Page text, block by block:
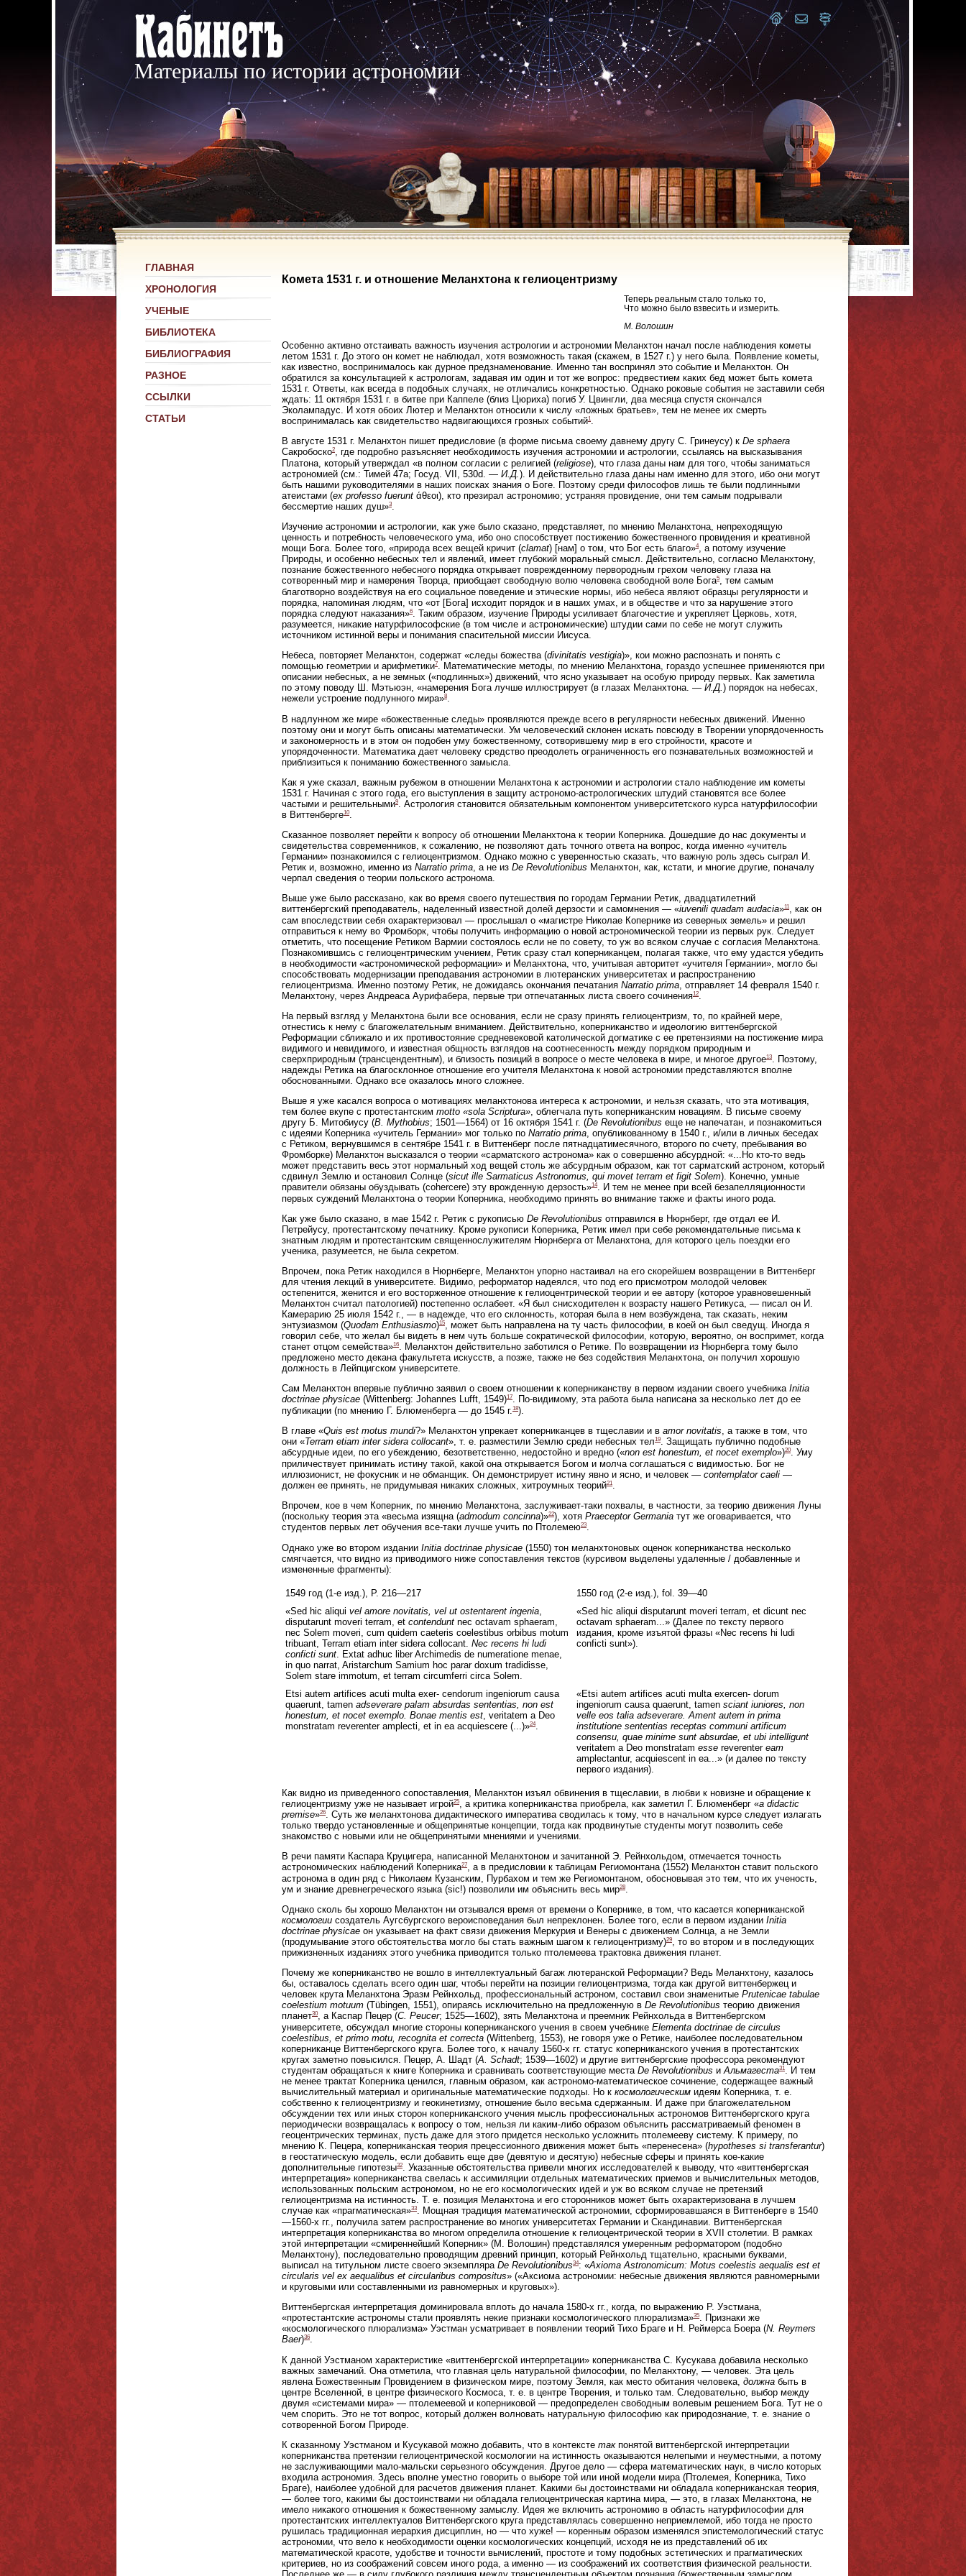
Материалы по истории астрономии
ГЛАВНАЯ
ХРОНОЛОГИЯ
УЧЕНЫЕ
БИБЛИОТЕКА
БИБЛИОГРАФИЯ
РАЗНОЕ
ССЫЛКИ
СТАТЬИ
Комета 1531 г. и отношение Меланхтона к гелиоцентризму
Теперь реальным стало только то,
Что можно было взвесить и измерить.
М. Волошин
Особенно активно отстаивать важность изучения астрологии и астрономии Меланхтон начал после наблюдения кометы
летом 1531 г. До этого он комет не наблюдал, хотя возможность такая (скажем, в 1527 г.) у него была. Появление кометы,
как известно, воспринималось как дурное предзнаменование. Именно тан воспринял это событие и Меланхтон. Он
обратился за консультацией к астрологам, задавая им один и тот же вопрос: предвестием каких бед может быть комета
1531 г. Ответы, как всегда в подобных случаях, не отличались конкретностью. Однако роковые события не заставили себя
ждать: 11 октября 1531 г. в битве при Каппеле (близ Цюриха) погиб У. Цвингли, два месяца спустя скончался
Эколампадус. И хотя обоих Лютер и Меланхтон относили к числу «ложных братьев», тем не менее их смерть
воспринималась как свидетельство надвигающихся грозных событий1.
В августе 1531 г. Меланхтон пишет предисловие (в форме письма своему давнему другу С. Гринеусу) к De sphaera
Сакробоско2, где подробно разъясняет необходимость изучения астрономии и астрологии, ссылаясь на высказывания
Платона, который утверждал «в полном согласии с религией (religiose), что глаза даны нам для того, чтобы заниматься
астрономией (см.: Тимей 47a; Госуд. VII, 530d. — И.Д. ). И действительно глаза даны нам именно для этого, ибо они могут
быть нашими руководителями в наших поисках знания о Боге. Поэтому среди философов лишь те были подлинными
атеистами (ex professo fuerunt άθεοι), кто презирал астрономию; устраняя провидение, они тем самым подрывали
бессмертие наших душ»3.
Изучение астрономии и астрологии, как уже было сказано, представляет, по мнению Меланхтона, непреходящую
ценность и потребность человеческого ума, ибо оно способствует постижению божественного провидения и креативной
мощи Бога. Более того, «природа всех вещей кричит (clamat) [нам] о том, что Бог есть благо»4, а потому изучение
Природы, и особенно небесных тел и явлений, имеет глубокий моральный смысл. Действительно, согласно Меланхтону,
познание божественного небесного порядка открывает поврежденному первородным грехом человеку глаза на
сотворенный мир и намерения Творца, приобщает свободную волю человека свободной воле Бога5, тем самым
благотворно воздействуя на его социальное поведение и этические нормы, ибо небеса являют образцы регулярности и
порядка, напоминая людям, что «от [Бога] исходит порядок и в наших умах, и в обществе и что за нарушение этого
порядка следуют наказания»6. Таким образом, изучение Природы усиливает благочестие и укрепляет Церковь, хотя,
разумеется, никакие натурфилософские (в том числе и астрономические) штудии сами по себе не могут служить
источником истинной веры и понимания спасительной миссии Иисуса.
Небеса, повторяет Меланхтон, содержат «следы божества (divinitatis vestigia)», кои можно распознать и понять с
помощью геометрии и арифметики7. Математические методы, по мнению Меланхтона, гораздо успешнее применяются при
описании небесных, а не земных («подлинных») движений, что ясно указывает на особую природу первых. Как заметила
по этому поводу Ш. Мэтьюэн, «намерения Бога лучше иллюстрирует (в глазах Меланхтона. — И.Д.) порядок на небесах,
нежели устроение подлунного мира»8.
В надлунном же мире «божественные следы» проявляются прежде всего в регулярности небесных движений. Именно
поэтому они и могут быть описаны математически. Ум человеческий склонен искать повсюду в Творении упорядоченность
и закономерность и в этом он подобен уму божественному, сотворившему мир в его стройности, красоте и
упорядоченности. Математика дает человеку средство преодолеть ограниченность его познавательных возможностей и
приблизиться к пониманию божественного замысла.
Как я уже сказал, важным рубежом в отношении Меланхтона к астрономии и астрологии стало наблюдение им кометы
1531 г. Начиная с этого года, его выступления в защиту астрономо-астрологических штудий становятся все более
частыми и решительными9. Астрология становится обязательным компонентом университетского курса натурфилософии
в Виттенберге10.
Сказанное позволяет перейти к вопросу об отношении Меланхтона к теории Коперника. Дошедшие до нас документы и
свидетельства современников, к сожалению, не позволяют дать точного ответа на вопрос, когда именно «учитель
Германии» познакомился с гелиоцентризмом. Однако можно с уверенностью сказать, что важную роль здесь сыграл И.
Ретик и, возможно, именно из Narratio prima, а не из De Revolutionibus Меланхтон, как, кстати, и многие другие, поначалу
черпал сведения о теории польского астронома.
Выше уже было рассказано, как во время своего путешествия по городам Германии Ретик, двадцатилетний
виттенбергский преподаватель, наделенный известной долей дерзости и самомнения — «iuvenili quadam audacia»11, как он
сам впоследствии себя охарактеризовал — прослышал о «магистре Николае Копернике из северных земель» и решил
отправиться к нему во Фромборк, чтобы получить информацию о новой астрономической теории из первых рук. Следует
отметить, что посещение Ретиком Вармии состоялось если не по совету, то уж во всяком случае с согласия Меланхтона.
Познакомившись с гелиоцентрическим учением, Ретик сразу стал коперниканцем, полагая также, что ему удастся убедить
в необходимости «астрономической реформации» и Меланхтона, что, учитывая авторитет «учителя Германии», могло бы
способствовать модернизации преподавания астрономии в лютеранских университетах и распространению
гелиоцентризма. Именно поэтому Ретик, не дожидаясь окончания печатания Narratio prima , отправляет 14 февраля 1540 г.
Меланхтону, через Андреаса Аурифабера, первые три отпечатанных листа своего сочинения12.
На первый взгляд у Меланхтона были все основания, если не сразу принять гелиоцентризм, то, по крайней мере,
отнестись к нему с благожелательным вниманием. Действительно, коперниканство и идеологию виттенбергской
Реформации сближало и их противостояние средневековой католической догматике с ее претензиями на постижение мира
видимого и невидимого, и известная общность взглядов на соотнесенность между порядком природным и
сверхприродным (трансцендентным), и близость позиций в вопросе о месте человека в мире, и многое другое13. Поэтому,
надежды Ретика на благосклонное отношение его учителя Меланхтона к новой астрономии представляются вполне
обоснованными. Однако все оказалось много сложнее.
Выше я уже касался вопроса о мотивациях меланхтонова интереса к астрономии, и нельзя сказать, что эта мотивация,
тем более вкупе с протестантским motto «sola Scriptura», облегчала путь коперниканским новациям. В письме своему
другу Б. Митобиусу (B. Mythobius; 1501—1564) от 16 октября 1541 г. (De Revolutionibus еще не напечатан, и познакомиться
с идеями Коперника «учитель Германии» мог только по Narratio prima, опубликованному в 1540 г., и/или в личных беседах
с Ретиком, вернувшимся в сентябре 1541 г. в Виттенберг после пятнадцатимесячного, второго по счету, пребывания во
Фромборке) Меланхтон высказался о теории «сарматского астронома» как о совершенно абсурдной: «...Но кто-то ведь
может представить весь этот нормальный ход вещей столь же абсурдным образом, как тот сарматский астроном, который
сдвинул Землю и остановил Солнце (sicut ille Sarmaticus Astronomus, qui movet terram et figit Solem). Конечно, умные
правители обязаны обуздывать (cohercere) эту врожденную дерзость»14. И тем не менее при всей безапелляционности
первых суждений Меланхтона о теории Коперника, необходимо принять во внимание также и факты иного рода.
Как уже было сказано, в мае 1542 г. Ретик с рукописью De Revolutionibus отправился в Нюрнберг, где отдал ее И.
Петрейусу, протестантскому печатнику. Кроме рукописи Коперника, Ретик имел при себе рекомендательные письма к
знатным людям и протестантским священнослужителям Нюрнберга от Меланхтона, для которого цель поездки его
ученика, разумеется, не была секретом.
Впрочем, пока Ретик находился в Нюрнберге, Меланхтон упорно настаивал на его скорейшем возвращении в Виттенберг
для чтения лекций в университете. Видимо, реформатор надеялся, что под его присмотром молодой человек
остепенится, женится и его восторженное отношение к гелиоцентрической теории и ее автору (которое уравновешенный
Меланхтон считал патологией) постепенно ослабеет. «Я был снисходителен к возрасту нашего Ретикуса, — писал он И.
Камерарию 25 июля 1542 г., — в надежде, что его склонность, которая была в нем возбуждена, так сказать, неким
энтузиазмом (Quodam Enthusiasmo)15, может быть направлена на ту часть философии, в коей он был сведущ. Иногда я
говорил себе, что желал бы видеть в нем чуть больше сократической философии, которую, вероятно, он воспримет, когда
станет отцом семейства»16. Меланхтон действительно заботился о Ретике. По возвращении из Нюрнберга тому было
предложено место декана факультета искусств, а позже, также не без содействия Меланхтона, он получил хорошую
должность в Лейпцигском университете.
Сам Меланхтон впервые публично заявил о своем отношении к коперниканству в первом издании своего учебника Initia
doctrinae physicae (Wittenberg: Johannes Lufft, 1549)17. По-видимому, эта работа была написана за несколько лет до ее
публикации (по мнению Г. Блюменберга — до 1545 г.18).
В главе «Quis est motus mundi?» Меланхтон упрекает коперниканцев в тщеславии и в amor novitatis, а также в том, что
они «Terram etiam inter sidera collocant», т. е. разместили Землю среди небесных тел19. Защищать публично подобные
абсурдные идеи, по его убеждению, безответственно, недостойно и вредно («non est honestum, et nocet exemplo»)20. Уму
приличествует принимать истину такой, какой она открывается Богом и молча соглашаться с видимостью. Бог не
иллюзионист, не фокусник и не обманщик. Он демонстрирует истину явно и ясно, и человек — contemplator caeli —
должен ее принять, не придумывая никаких сложных, хитроумных теорий21
Впрочем, кое в чем Коперник, по мнению Меланхтона, заслуживает-таки похвалы, в частности, за теорию движения Луны
(поскольку теория эта «весьма изящна (admodum concinna)»22), хотя Praeceptor Germania тут же оговаривается, что
студентов первых лет обучения все-таки лучше учить по Птолемею23.
Однако уже во втором издании Initia doctrinae physicae (1550) тон меланхтоновых оценок коперниканства несколько
смягчается, что видно из приводимого ниже сопоставления текстов (курсивом выделены удаленные / добавленные и
измененные фрагменты):
1549 год (1-е изд.), Р. 216—217
1550 год (2-е изд.), fol. 39—40
«Sed hic aliqui vel amore novitatis, vel ut ostentarent ingenia
disputarunt moveri terram, et contendunt nec octavam sphaeram,
nec Solem moveri, cum quidem caeteris coelestibus orbibus motum
tribuant, Terram etiam inter sidera collocant. Nec recens hi ludi
conficti sunt . Extat adhuc liber Archimedis de numeratione menae,
in quo narrat, Aristarchum Samium hoc parar doxum tradidisse,
Solem stare immotum, et terram circumferri circa Solem.
«Sed hic aliqui disputarunt moveri terram, et dicunt nec
octavam sphaeram...» (Далее по тексту первого
издания, кроме изъятой фразы «Nec recens hi ludi
conficti sunt»).
Etsi autem artifices acuti multa exer- cendorum ingeniorum causa
quaerunt, tamen adseverare palam absurdas sententias, non est
honestum, et nocet exemplo. Bonae mentis est , veritatem a Deo
monstratam reverenter amplecti, et in ea acquiescere (...)»24.
«Etsi autem artifices acuti multa exercen- dorum
ingeniorum causa quaerunt, tamen sciant iuniores, non
velle eos talia adseverare. Ament autem in prima
institutione sententias receptas communi artificum
consensu, quae minime sunt absurdae, et ubi intelligunt
veritatem a Deo monstratam esse reverenter eam
amplectantur, acquiescent in ea...» (и далее по тексту
первого издания).
Как видно из приведенного сопоставления, Меланхтон изъял обвинения в тщеславии, в любви к новизне и обращение к
гелиоцентризму уже не называет игрой25 , а критика коперниканства приобрела, как заметил Г. Блюменберг «a didactic
premise»26. Суть же меланхтонова дидактического императива сводилась к тому, что в начальном курсе следует излагать
только твердо установленные и общепринятые концепции, тогда как продвинутые студенты могут позволить себе
знакомство с новыми или не общепринятыми мнениями и учениями.
В речи памяти Каспара Круцигера, написанной Меланхтоном и зачитанной Э. Рейнхольдом, отмечается точность
астрономических наблюдений Коперника27, а в предисловии к таблицам Региомонтана (1552) Меланхтон ставит польского
астронома в один ряд с Николаем Кузанским, Пурбахом и тем же Региомонтаном, обосновывая это тем, что их ученость,
ум и знание древнегреческого языка (sic!) позволили им объяснить весь мир28
Однако сколь бы хорошо Меланхтон ни отзывался время от времени о Копернике, в том, что касается коперниканской
космологии создатель Аугсбургского вероисповедания был непреклонен. Более того, если в первом издании Initia
doctrinae physicae он указывает на факт связи движения Меркурия и Венеры с движением Солнца, а не Земли
(продумывание этого обстоятельства могло бы стать важным шагом к гелиоцентризму)29, то во втором и в последующих
прижизненных изданиях этого учебника приводится только птолемеева трактовка движения планет.
Почему же коперниканство не вошло в интеллектуальный багаж лютеранской Реформации? Ведь Меланхтону, казалось
бы, оставалось сделать всего один шаг, чтобы перейти на позиции гелиоцентризма, тогда как другой виттенбержец и
человек крута Меланхтона Эразм Рейнхольд, профессиональный астроном, составил свои знаменитые Prutenicae tabulae
coelestium motuum (Tübingen, 1551), опираясь исключительно на предложенную в De Revolutionibus теорию движения
планет30, а Каспар Пецер (C. Peucer; 1525—1602), зять Меланхтона и преемник Рейнхольда в Виттенбергском
университете, обсуждал многие стороны коперниканского учения в своем учебнике Elementa doctrinae de circulus
coelestibus, et primo motu, recognita et correcta (Wittenberg, 1553), не говоря уже о Ретике, наиболее последовательном
коперниканце Виттенбергского круга. Более того, к началу 1560-х гг. статус коперниканского учения в протестантских
кругах заметно повысился. Пецер, А. Шадт (A. Schadt; 1539—1602) и другие виттенбергские профессора рекомендуют
студентам обращаться к книге Коперника и сравнивать соответствующие места De Revolutionibus и Альмагеста31
. И тем
не менее трактат Коперника ценился, главным образом, как астрономо-математическое сочинение, содержащее важный
вычислительный материал и оригинальные математические подходы. Но к космологическим идеям Коперника, т. е.
собственно к гелиоцентризму и геокинетизму, отношение было весьма сдержанным. И даже при благожелательном
обсуждении тех или иных сторон коперниканского учения мысль профессиональных астрономов Виттенбергского круга
периодически возвращалась к вопросу о том, нельзя ли каким-либо образом объяснить рассматриваемый феномен в
геоцентрических терминах, пусть даже для этого придется несколько усложнить птолемееву систему. К примеру, по
мнению К. Пецера, коперниканская теория прецессионного движения может быть «перенесена» (hypotheses si transferantur)
в геостатическую модель, если добавить еще две (девятую и десятую) небесные сферы и принять кое-какие
дополнительные гипотезы32. Указанные обстоятельства привели многих исследователей к выводу, что «виттенбергская
интерпретация» коперниканства свелась к ассимиляции отдельных математических приемов и вычислительных методов,
использованных польским астрономом, но не его космологических идей и уж во всяком случае не претензий
гелиоцентризма на истинность. Т. е. позиция Меланхтона и его сторонников может быть охарактеризована в лучшем
случае как «прагматическая»33. Мощная традиция математической астрономии, сформировавшаяся в Виттенберге в 1540
—1560-х гг., получила затем распространение во многих университетах Германии и Скандинавии. Виттенбергская
интерпретация коперниканства во многом определила отношение к гелиоцентрической теории в XVII столетии. В рамках
этой интерпретации «смиреннейший Коперник» (М. Волошин) представлялся умеренным реформатором (подобно
Меланхтону), последовательно проводящим древний принцип, который Рейнхольд тщательно, красными буквами,
выписал на титульном листе своего экземпляра De Revolutionibus34: «Axioma Astronomicum: Motus coelestis aequalis est et
circularis vel ex aequalibus et circularibus compositus» («Аксиома астрономии: небесные движения являются равномерными
и круговыми или составленными из равномерных и круговых»).
Виттенбергская интерпретация доминировала вплоть до начала 1580-х гг., когда, по выражению Р. Уэстмана,
«протестантские астрономы стали проявлять некие признаки космологического плюрализма»35. Признаки же
«космологического плюрализма» Уэстман усматривает в появлении теорий Тихо Браге и Н. Реймерса Боера (N. Reymers
Baer)36.
К данной Уэстманом характеристике «виттенбергской интерпретации» коперниканства С. Кусукава добавила несколько
важных замечаний. Она отметила, что главная цель натуральной философии, по Меланхтону, — человек. Эта цель
явлена Божественным Провидением в физическом мире, поэтому Земля, как место обитания человека, должна быть в
центре Вселенной, в центре физического Космоса, т. е. в центре Творения, и только там. Следовательно, выбор между
двумя «системами мира» — птолемеевой и коперниковой — предопределен свободным волевым решением Бога. Тут не о
чем спорить. Это не тот вопрос, который должен волновать натуральную философию как природознание, т. е. знание о
сотворенной Богом Природе.
К сказанному Уэстманом и Кусукавой можно добавить, что в контексте такпонятой виттенбергской интерпретации
коперниканства претензии гелиоцентрической космологии на истинность оказываются нелепыми и неуместными, а потому
не заслуживающими мало-мальски серьезного обсуждения. Другое дело — сфера математических наук, в число которых
входила астрономия. Здесь вполне уместно говорить о выборе той или иной модели мира (Птолемея, Коперника, Тихо
Браге), наиболее удобной для расчетов движения планет. Какими бы достоинствами ни обладала коперниканская теория,
— более того, какими бы достоинствами ни обладала гелиоцентрическая картина мира, — это, в глазах Меланхтона, не
имело никакого отношения к божественному замыслу. Идея же включить астрономию в область натурфилософии для
протестантских интеллектуалов Виттенбергского круга представлялась совершенно неприемлемой, ибо тогда не просто
рушилась традиционная иерархия дисциплин, но — что хуже! — коренным образом изменялся эпистемологический статус
астрономии, что вело к необходимости оценки космологических концепций, исходя не из представлений об их
математической красоте, удобстве и точности вычислений, простоте и тому подобных эстетических и прагматических
критериев, но из соображений совсем иного рода, а именно — из соображений их соответствия физической реальности.